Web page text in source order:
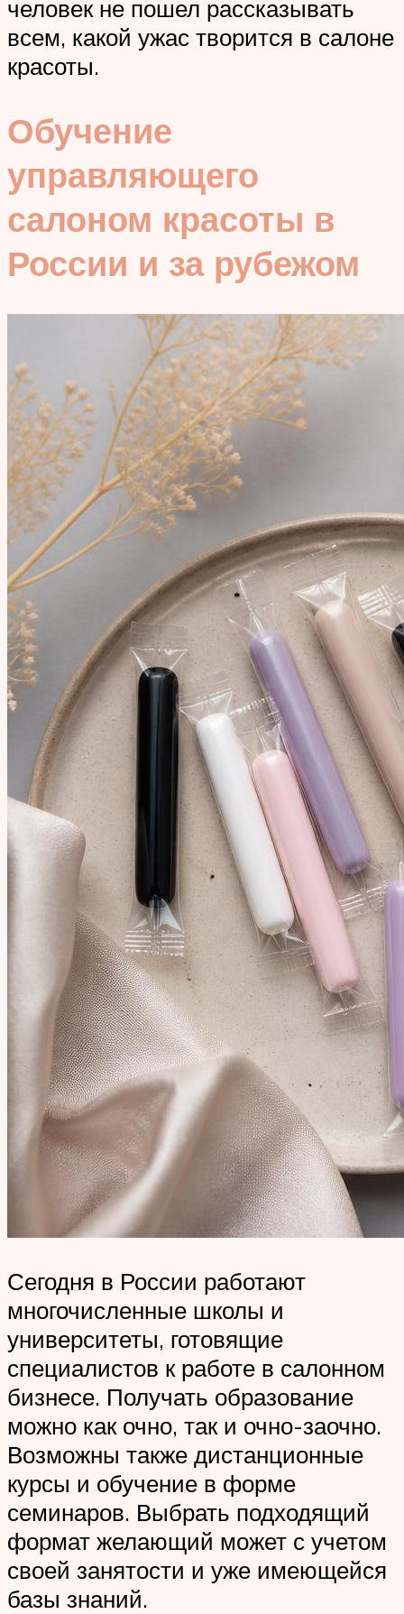
человек не пошел рассказывать
всем, какой ужас творится в салоне
красоты.
Обучение
управляющего
салоном красоты в
России и за рубежом
Сегодня в России работают
многочисленные школы и
университеты, готовящие
специалистов к работе в салонном
бизнесе. Получать образование
можно как очно, так и очно-заочно.
Возможны также дистанционные
курсы и обучение в форме
семинаров. Выбрать подходящий
формат желающий может с учетом
своей занятости и уже имеющейся
базы знаний.